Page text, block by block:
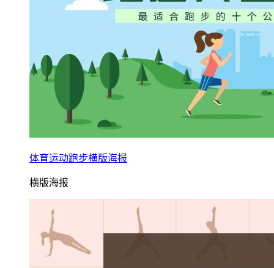
体育运动跑步横版海报
横版海报